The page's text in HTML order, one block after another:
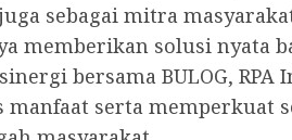
sebagai mitra
memberikan solusi nyata
bersama BULOG, RPA
serta memperkuat